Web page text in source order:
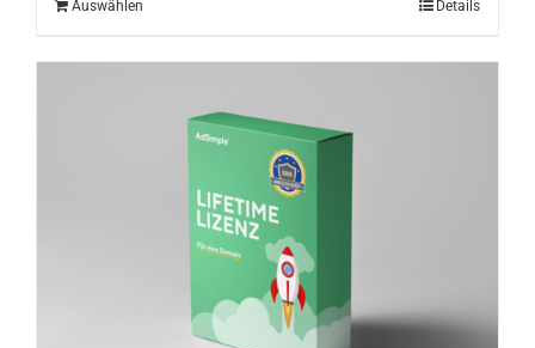
Auswählen Details